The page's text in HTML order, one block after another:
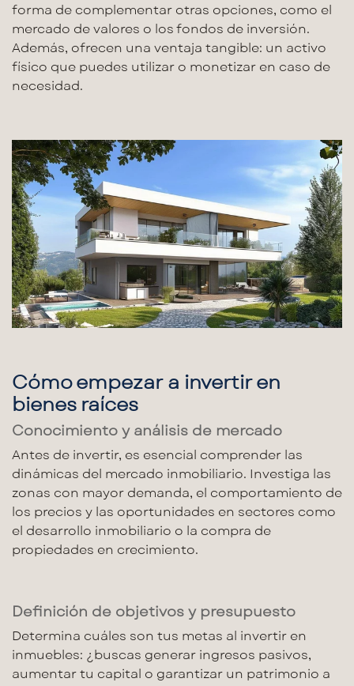
forma de complementar otras opciones, como el
mercado de valores o los fondos de inversión.
Además, ofrecen una ventaja tangible: un activo
físico que puedes utilizar o monetizar en caso de
necesidad.
Cómo empezar a invertir en
bienes raíces
Conocimiento y análisis de mercado
Antes de invertir, es esencial comprender las
dinámicas del mercado inmobiliario. Investiga las
zonas con mayor demanda, el comportamiento de
los precios y las oportunidades en sectores como
el desarrollo inmobiliario o la compra de
propiedades en crecimiento.
Definición de objetivos y presupuesto
Determina cuáles son tus metas al invertir en
inmuebles: ¿buscas generar ingresos pasivos,
aumentar tu capital o garantizar un patrimonio a